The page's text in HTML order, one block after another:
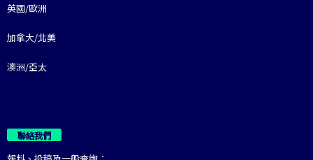
英國/歐洲
加拿大/北美
澳洲/亞太
聯絡我們